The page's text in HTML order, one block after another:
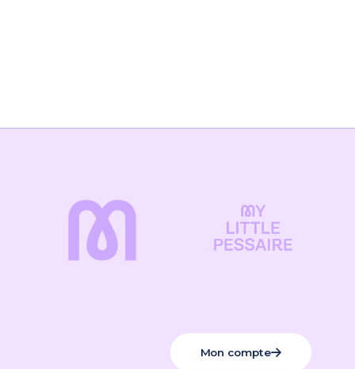
Mon compte